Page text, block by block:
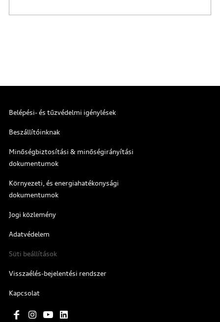
Belépési- és tűzvédelmi igénylések
Beszállítóinknak
Minőségbiztosítási & minőségirányítási
dokumentumok
Környezeti, és energiahatékonysági
dokumentumok
Jogi közlemény
Adatvédelem
Süti beállítások
Visszaélés-bejelentési rendszer
Kapcsolat